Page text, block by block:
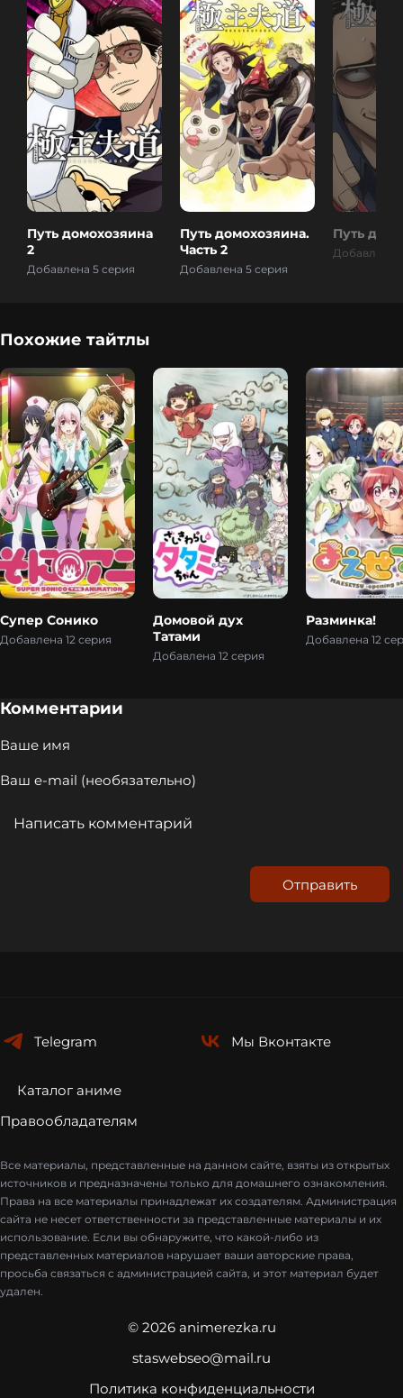
Путь домохозяина
2
Добавлена 5 серия
Путь домохозяина.
Часть 2
Добавлена 5 серия
Путь
Добавлена
Похожие тайтлы
Супер Сонико
Добавлена 12 серия
Домовой дух
Татами
Добавлена 12 серия
Разминка!
Добавлена 12
Комментарии
Отправить
Telegram Мы Вконтакте
Каталог аниме
Правообладателям
Все материалы, представленные на данном сайте, взяты из открытых
источников и предназначены только для домашнего ознакомления.
Права на все материалы принадлежат их создателям. Администрация
сайта не несет ответственности за представленные материалы и их
использование. Если вы обнаружите, что какой-либо из
представленных материалов нарушает ваши авторские права,
просьба связаться с администрацией сайта, и этот материал будет
удален.
© 2026 animerezka.ru
staswebseo@mail.ru
Политика конфиденциальности